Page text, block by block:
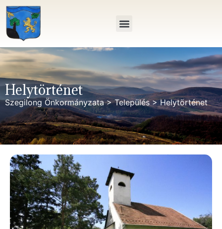
Helytörténet
Szegilong Önkormányzata>Település>Helytörténet